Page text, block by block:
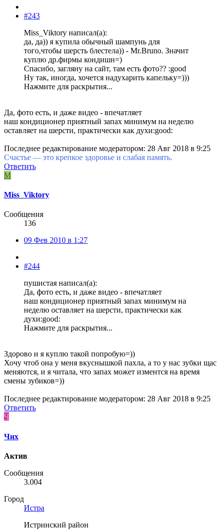
#243
Miss_Viktory написал(а):
да, да)) я купила обычный шампунь для
того,чтобы шерсть блестела)) - Mr.Bruno. Значит
куплю др.фирмы кондишн=)
Спасибо, загляну на сайт, там есть фото?? :good
Ну так, иногда, хочется надухарить капельку=)))
Нажмите для раскрытия...
Да, фото есть, и даже видео - впечатляет
наш кондиционер приятный запах минимум на неделю
оставляет на шерсти, практически как духи:good:
Последнее редактирование модератором: 28 Авг 2018 в 9:25
Счастье — это крепкое здоровье и слабая память.
Ответить
M
Miss_Viktory
Сообщения
136
09 Фев 2010 в 1:27
#244
пушистая написал(а):
Да, фото есть, и даже видео - впечатляет
наш кондиционер приятный запах минимум на
неделю оставляет на шерсти, практически как
духи:good:
Нажмите для раскрытия...
Здорово и я куплю такой попробую=))
Хочу чтоб она у меня вкуснышкой пахла, а то у нас зубки щас
меняются, и я читала, что запах может изментся на время
смены зубиков=))
Последнее редактирование модератором: 28 Авг 2018 в 9:25
Ответить
Ч
Чих
Актив
Сообщения
3.004
Город
Истра
Истринский район